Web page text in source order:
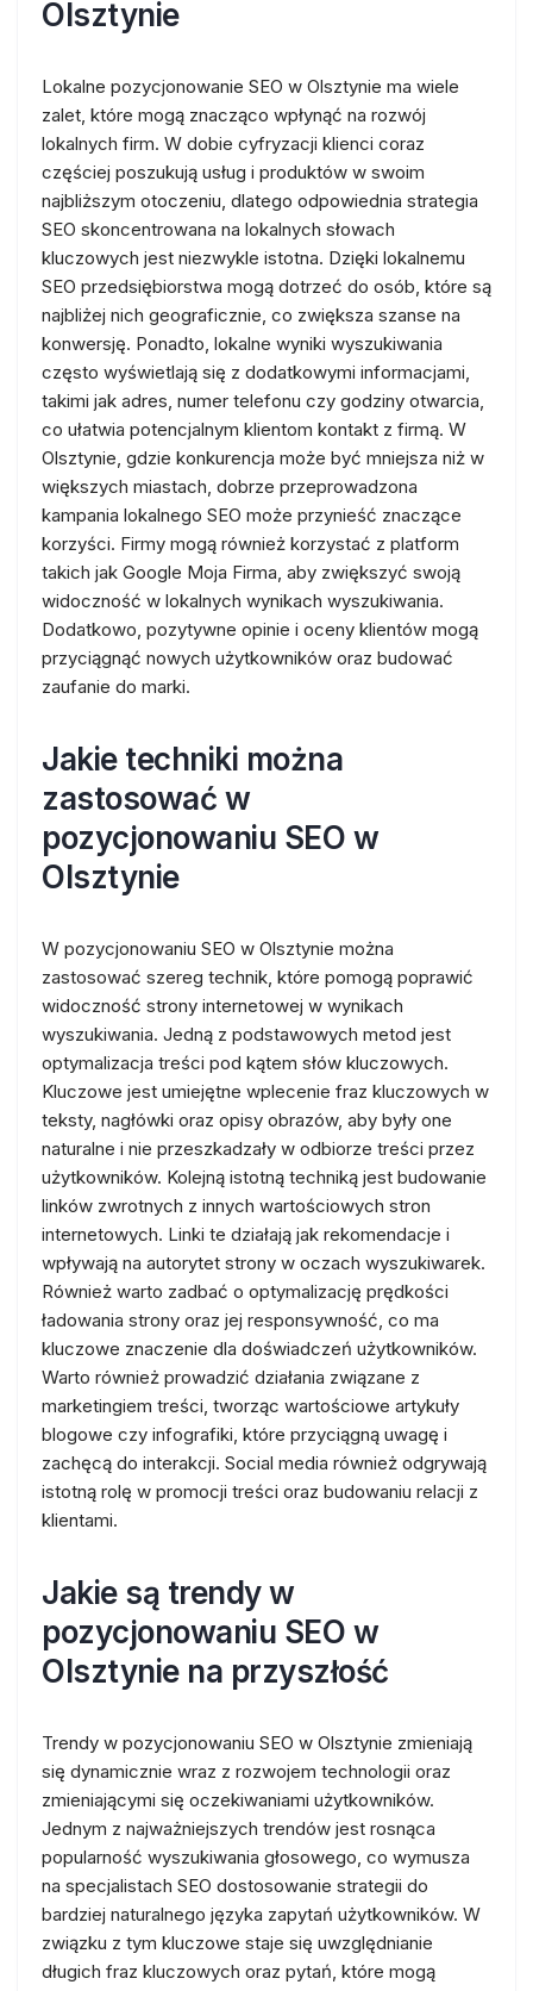
Olsztynie
Lokalne pozycjonowanie SEO w Olsztynie ma wiele
zalet, które mogą znacząco wpłynąć na rozwój
lokalnych firm. W dobie cyfryzacji klienci coraz
częściej poszukują usług i produktów w swoim
najbliższym otoczeniu, dlatego odpowiednia strategia
SEO skoncentrowana na lokalnych słowach
kluczowych jest niezwykle istotna. Dzięki lokalnemu
SEO przedsiębiorstwa mogą dotrzeć do osób, które są
najbliżej nich geograficznie, co zwiększa szanse na
konwersję. Ponadto, lokalne wyniki wyszukiwania
często wyświetlają się z dodatkowymi informacjami,
takimi jak adres, numer telefonu czy godziny otwarcia,
co ułatwia potencjalnym klientom kontakt z firmą. W
Olsztynie, gdzie konkurencja może być mniejsza niż w
większych miastach, dobrze przeprowadzona
kampania lokalnego SEO może przynieść znaczące
korzyści. Firmy mogą również korzystać z platform
takich jak Google Moja Firma, aby zwiększyć swoją
widoczność w lokalnych wynikach wyszukiwania.
Dodatkowo, pozytywne opinie i oceny klientów mogą
przyciągnąć nowych użytkowników oraz budować
zaufanie do marki.
Jakie techniki można
zastosować w
pozycjonowaniu SEO w
Olsztynie
W pozycjonowaniu SEO w Olsztynie można
zastosować szereg technik, które pomogą poprawić
widoczność strony internetowej w wynikach
wyszukiwania. Jedną z podstawowych metod jest
optymalizacja treści pod kątem słów kluczowych.
Kluczowe jest umiejętne wplecenie fraz kluczowych w
teksty, nagłówki oraz opisy obrazów, aby były one
naturalne i nie przeszkadzały w odbiorze treści przez
użytkowników. Kolejną istotną techniką jest budowanie
linków zwrotnych z innych wartościowych stron
internetowych. Linki te działają jak rekomendacje i
wpływają na autorytet strony w oczach wyszukiwarek.
Również warto zadbać o optymalizację prędkości
ładowania strony oraz jej responsywność, co ma
kluczowe znaczenie dla doświadczeń użytkowników.
Warto również prowadzić działania związane z
marketingiem treści, tworząc wartościowe artykuły
blogowe czy infografiki, które przyciągną uwagę i
zachęcą do interakcji. Social media również odgrywają
istotną rolę w promocji treści oraz budowaniu relacji z
klientami.
Jakie są trendy w
pozycjonowaniu SEO w
Olsztynie na przyszłość
Trendy w pozycjonowaniu SEO w Olsztynie zmieniają
się dynamicznie wraz z rozwojem technologii oraz
zmieniającymi się oczekiwaniami użytkowników.
Jednym z najważniejszych trendów jest rosnąca
popularność wyszukiwania głosowego, co wymusza
na specjalistach SEO dostosowanie strategii do
bardziej naturalnego języka zapytań użytkowników. W
związku z tym kluczowe staje się uwzględnianie
długich fraz kluczowych oraz pytań, które mogą